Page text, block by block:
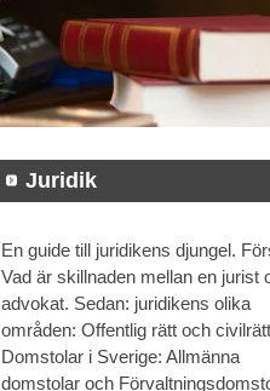
Juridik
En guide till juridikens djungel.
Vad är skillnaden mellan en jurist
advokat. Sedan: juridikens olika
områden: Offentlig rätt och
Domstolar i Sverige: Allmänna
domstolar och